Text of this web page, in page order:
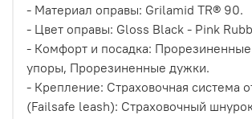
- Материал оправы: Grilamid TR® 90.
- Цвет оправы: Gloss Black - Pink
- Комфорт и посадка:
упоры, Прорезиненные дужки.
- Крепление: Страховочная система
(Failsafe leash): Страховочный